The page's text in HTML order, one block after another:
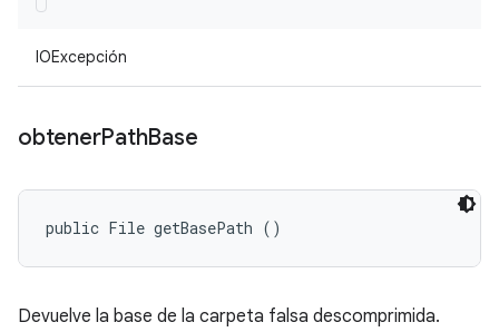
IOExcepción
obtenerPathBase
public File getBasePath ()
Devuelve la base de la carpeta falsa descomprimida.